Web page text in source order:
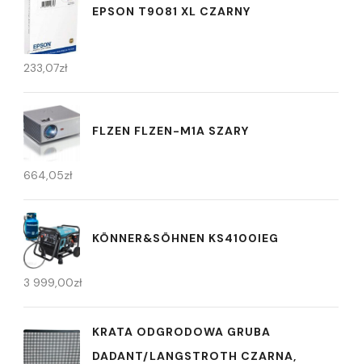
EPSON T9081 XL CZARNY
233,07zł
FLZEN FLZEN-M1A SZARY
664,05zł
KÖNNER&SÖHNEN KS4100IEG
3 999,00zł
KRATA ODGRODOWA GRUBA
DADANT/LANGSTROTH CZARNA,